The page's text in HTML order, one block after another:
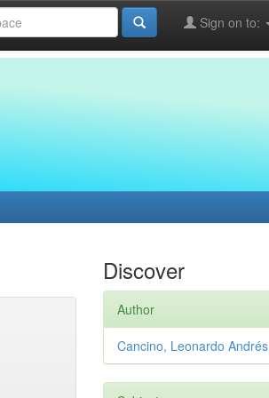
Sign on to:
Discover
Author
Cancino, Leonardo Andrés